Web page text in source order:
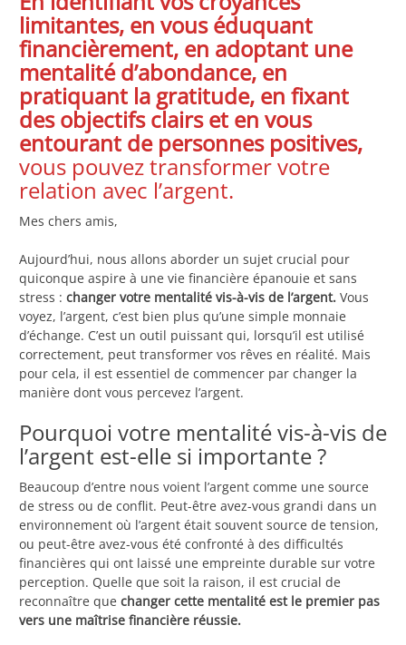
limitantes, en vous éduquant
financièrement, en adoptant une
mentalité d’abondance, en
pratiquant la gratitude, en fixant
des objectifs clairs et en vous
entourant de personnes positives,
vous pouvez transformer votre
relation avec l’argent.
Mes chers amis,
Aujourd’hui, nous allons aborder un sujet crucial pour
quiconque aspire à une vie financière épanouie et sans
stress : changer votre mentalité vis-à-vis de l’argent. Vous
voyez, l’argent, c’est bien plus qu’une simple monnaie
d’échange. C’est un outil puissant qui, lorsqu’il est utilisé
correctement, peut transformer vos rêves en réalité. Mais
pour cela, il est essentiel de commencer par changer la
manière dont vous percevez l’argent.
Pourquoi votre mentalité vis-à-vis de
l’argent est-elle si importante ?
Beaucoup d’entre nous voient l’argent comme une source
de stress ou de conflit. Peut-être avez-vous grandi dans un
environnement où l’argent était souvent source de tension,
ou peut-être avez-vous été confronté à des difficultés
financières qui ont laissé une empreinte durable sur votre
perception. Quelle que soit la raison, il est crucial de
reconnaître que changer cette mentalité est le premier pas
vers une maîtrise financière réussie.